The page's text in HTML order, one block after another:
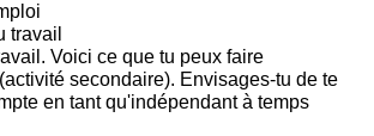
travail
Voici ce que tu peux faire
secondaire). Envisages-tu de te
en tant qu'indépendant à temps